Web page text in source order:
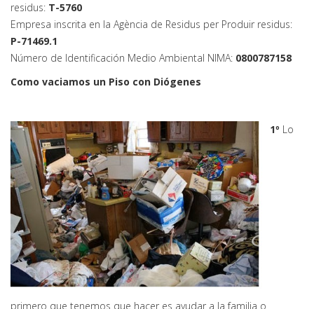
residus: T-5760
Empresa inscrita en la Agència de Residus per Produir residus:
P-71469.1
Número de Identificación Medio Ambiental NIMA: 0800787158
Como vaciamos un Piso con Diógenes
1º Lo
primero que tenemos que hacer es ayudar a la familia o